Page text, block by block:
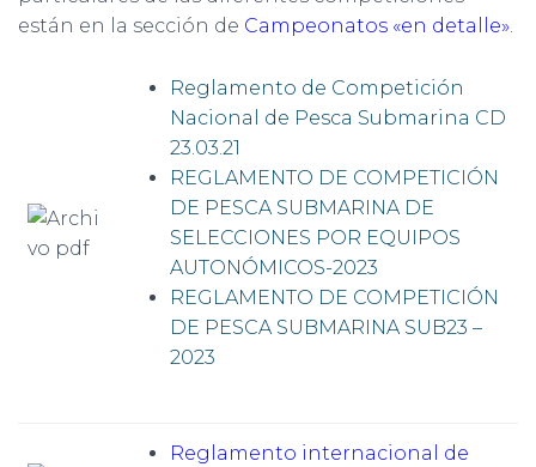
están en la sección de Campeonatos «en detalle».
Reglamento de Competición
Nacional de Pesca Submarina CD
23.03.21
REGLAMENTO DE COMPETICIÓN
DE PESCA SUBMARINA DE
SELECCIONES POR EQUIPOS
AUTONÓMICOS-2023
REGLAMENTO DE COMPETICIÓN
DE PESCA SUBMARINA SUB23 –
2023
Reglamento internacional de